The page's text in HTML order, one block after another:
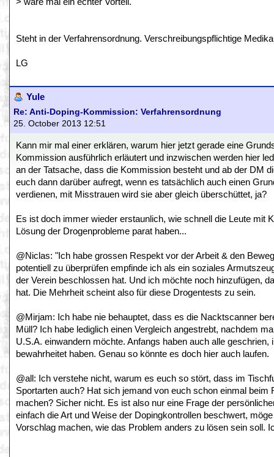
Steht in der Verfahrensordnung. Verschreibungspflichtige
LG
Yule
Re: Anti-Doping-Kommission: Verfahrensordnung
25. October 2013 12:51
Kann mir mal einer erklären, warum hier jetzt gerade eine
Kommission ausführlich erläutert und inzwischen werden hier
an der Tatsache, dass die Kommission besteht und ab der DM
euch dann darüber aufregt, wenn es tatsächlich auch einen
verdienen, mit Misstrauen wird sie aber gleich überschüttet, ja?
Es ist doch immer wieder erstaunlich, wie schnell die Leute mit
Lösung der Drogenprobleme parat haben...
@Niclas: "Ich habe grossen Respekt vor der Arbeit & den
potentiell zu überprüfen empfinde ich als ein soziales
der Verein beschlossen hat. Und ich möchte noch hinzufügen,
hat. Die Mehrheit scheint also für diese Drogentests zu sein.
@Mirjam: Ich habe nie behauptet, dass es die Nacktscanner
Müll? Ich habe lediglich einen Vergleich angestrebt, nachdem
U.S.A. einwandern möchte. Anfangs haben auch alle
bewahrheitet haben. Genau so könnte es doch hier auch laufen.
@all: Ich verstehe nicht, warum es euch so stört, dass im
Sportarten auch? Hat sich jemand von euch schon einmal
machen? Sicher nicht. Es ist also nur eine Frage der
einfach die Art und Weise der Dopingkontrollen beschwert,
Vorschlag machen, wie das Problem anders zu lösen sein soll.